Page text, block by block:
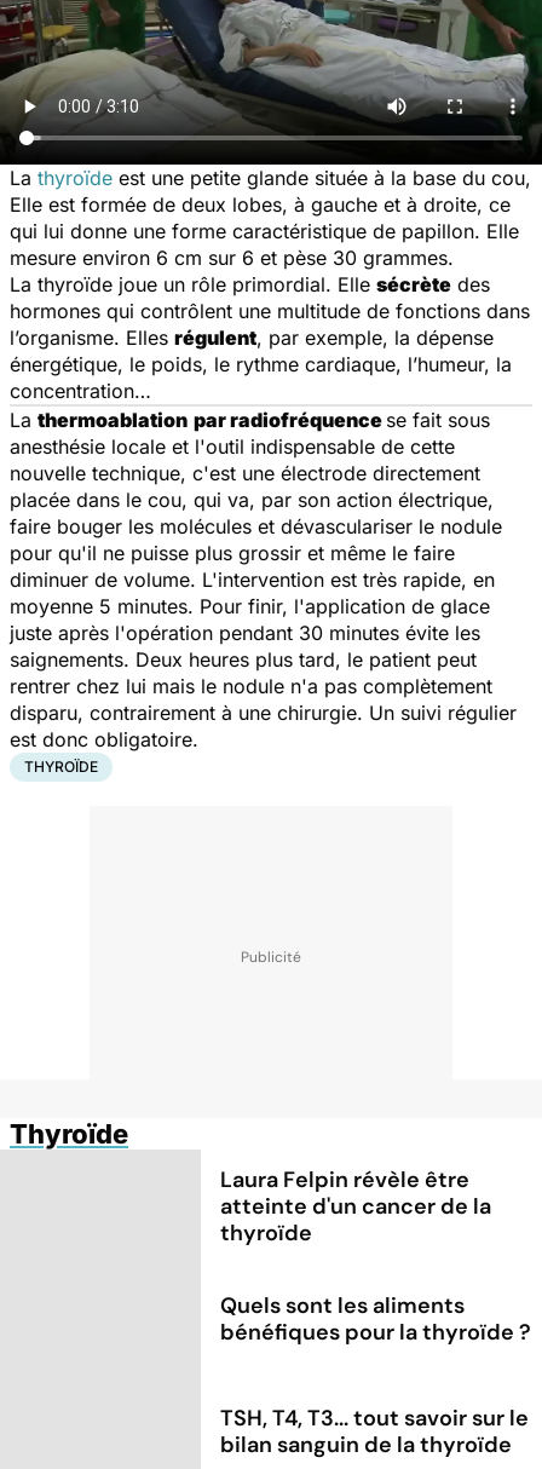
La thyroïde est une petite glande située à la base du cou,
Elle est formée de deux lobes, à gauche et à droite, ce
qui lui donne une forme caractéristique de papillon. Elle
mesure environ 6 cm sur 6 et pèse 30 grammes.
La thyroïde joue un rôle primordial. Elle sécrète des
hormones qui contrôlent une multitude de fonctions dans
l’organisme. Elles régulent, par exemple, la dépense
énergétique, le poids, le rythme cardiaque, l’humeur, la
concentration…
La thermoablation par radiofréquence se fait sous
anesthésie locale et l'outil indispensable de cette
nouvelle technique, c'est une électrode directement
placée dans le cou, qui va, par son action électrique,
faire bouger les molécules et dévasculariser le nodule
pour qu'il ne puisse plus grossir et même le faire
diminuer de volume. L'intervention est très rapide, en
moyenne 5 minutes. Pour finir, l'application de glace
juste après l'opération pendant 30 minutes évite les
saignements. Deux heures plus tard, le patient peut
rentrer chez lui mais le nodule n'a pas complètement
disparu, contrairement à une chirurgie. Un suivi régulier
est donc obligatoire.
THYROÏDE
Thyroïde
Laura Felpin révèle être
atteinte d'un cancer de la
thyroïde
Quels sont les aliments
bénéfiques pour la thyroïde ?
TSH, T4, T3... tout savoir sur le
bilan sanguin de la thyroïde